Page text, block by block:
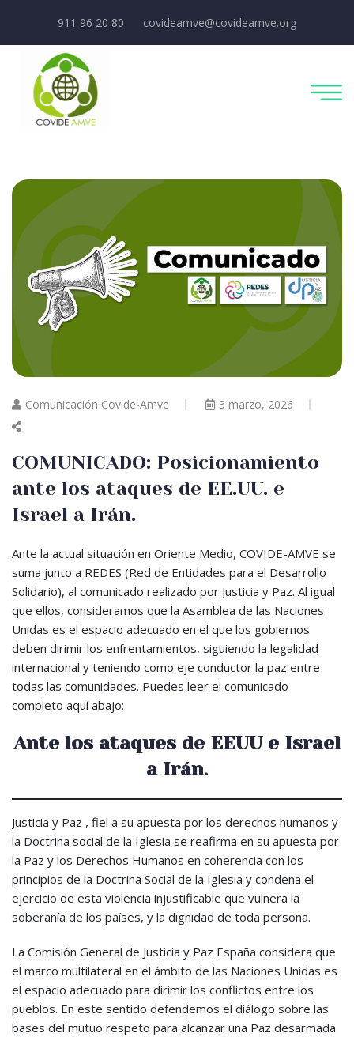
911 96 20 80 covideamve@covideamve.org
Comunicación Covide-Amve 3 marzo, 2026
COMUNICADO: Posicionamiento
ante los ataques de EE.UU. e
Israel a Irán.
Ante la actual situación en Oriente Medio, COVIDE-AMVE se
suma junto a REDES (Red de Entidades para el Desarrollo
Solidario), al comunicado realizado por Justicia y Paz. Al igual
que ellos, consideramos que la Asamblea de las Naciones
Unidas es el espacio adecuado en el que los gobiernos
deben dirimir los enfrentamientos, siguiendo la legalidad
internacional y teniendo como eje conductor la paz entre
todas las comunidades. Puedes leer el comunicado
completo aquí abajo:
Ante los ataques de EEUU e Israel
a Irán.
Justicia y Paz , fiel a su apuesta por los derechos humanos y
la Doctrina social de la Iglesia se reafirma en su apuesta por
la Paz y los Derechos Humanos en coherencia con los
principios de la Doctrina Social de la Iglesia y condena el
ejercicio de esta violencia injustificable que vulnera la
soberanía de los países, y la dignidad de toda persona.
La Comisión General de Justicia y Paz España considera que
el marco multilateral en el ámbito de las Naciones Unidas es
el espacio adecuado para dirimir los conflictos entre los
pueblos. En este sentido defendemos el diálogo sobre las
bases del mutuo respeto para alcanzar una Paz desarmada